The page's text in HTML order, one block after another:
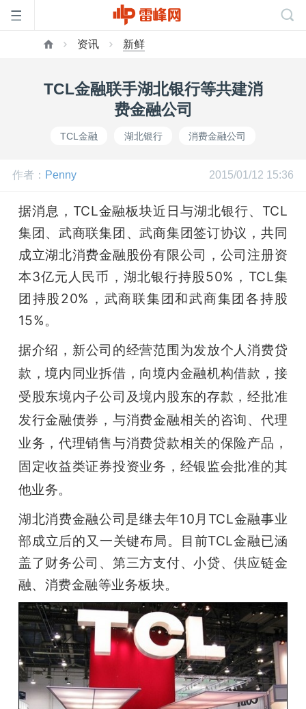
网
开
课
活
中
心
GAIR
专
题
爱
资讯 新鲜
TCL金融联手湖北银行等共建消
费金融公司
TCL金融 湖北银行 消费金融公司
作者： Penny 2015/01/12 15:36
据消息，TCL金融板块近日与湖北银行、TCL
集团、武商联集团、武商集团签订协议，共同
成立湖北消费金融股份有限公司，公司注册资
本3亿元人民币，湖北银行持股50%，TCL集
团持股20%，武商联集团和武商集团各持股
15%。
据介绍，新公司的经营范围为发放个人消费贷
款，境内同业拆借，向境内金融机构借款，接
受股东境内子公司及境内股东的存款，经批准
发行金融债券，与消费金融相关的咨询、代理
业务，代理销售与消费贷款相关的保险产品，
固定收益类证券投资业务，经银监会批准的其
他业务。
湖北消费金融公司是继去年10月TCL金融事业
部成立后的又一关键布局。目前TCL金融已涵
盖了财务公司、第三方支付、小贷、供应链金
融、消费金融等业务板块。